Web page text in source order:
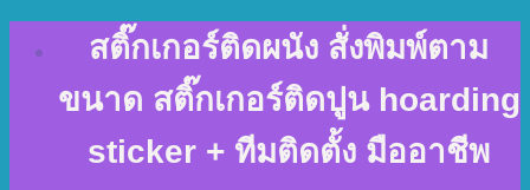
content
สติ๊กเกอร์ติดผนัง สั่งพิมพ์ตาม
ขนาด สติ๊กเกอร์ติดปูน hoarding
sticker + ทีมติดตั้ง มืออาชีพ